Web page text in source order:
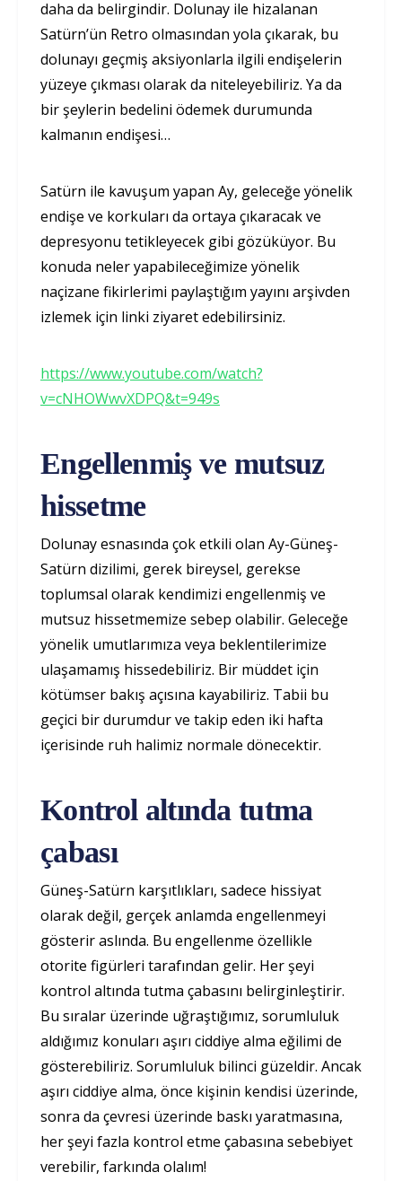
daha da belirgindir. Dolunay ile hizalanan
Satürn’ün Retro olmasından yola çıkarak, bu
dolunayı geçmiş aksiyonlarla ilgili endişelerin
yüzeye çıkması olarak da niteleyebiliriz. Ya da
bir şeylerin bedelini ödemek durumunda
kalmanın endişesi…
Satürn ile kavuşum yapan Ay, geleceğe yönelik
endişe ve korkuları da ortaya çıkaracak ve
depresyonu tetikleyecek gibi gözüküyor. Bu
konuda neler yapabileceğimize yönelik
naçizane fikirlerimi paylaştığım yayını arşivden
izlemek için linki ziyaret edebilirsiniz.
https://www.youtube.com/watch?
v=cNHOWwvXDPQ&t=949s
Engellenmiş ve mutsuz
hissetme
Dolunay esnasında çok etkili olan Ay-Güneş-
Satürn dizilimi, gerek bireysel, gerekse
toplumsal olarak kendimizi engellenmiş ve
mutsuz hissetmemize sebep olabilir. Geleceğe
yönelik umutlarımıza veya beklentilerimize
ulaşamamış hissedebiliriz. Bir müddet için
kötümser bakış açısına kayabiliriz. Tabii bu
geçici bir durumdur ve takip eden iki hafta
içerisinde ruh halimiz normale dönecektir.
Kontrol altında tutma
çabası
Güneş-Satürn karşıtlıkları, sadece hissiyat
olarak değil, gerçek anlamda engellenmeyi
gösterir aslında. Bu engellenme özellikle
otorite figürleri tarafından gelir. Her şeyi
kontrol altında tutma çabasını belirginleştirir.
Bu sıralar üzerinde uğraştığımız, sorumluluk
aldığımız konuları aşırı ciddiye alma eğilimi de
gösterebiliriz. Sorumluluk bilinci güzeldir. Ancak
aşırı ciddiye alma, önce kişinin kendisi üzerinde,
sonra da çevresi üzerinde baskı yaratmasına,
her şeyi fazla kontrol etme çabasına sebebiyet
verebilir, farkında olalım!